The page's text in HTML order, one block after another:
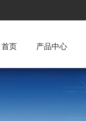
首页 产品中心